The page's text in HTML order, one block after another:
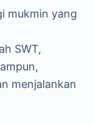
mukmin yang
SWT,
menjalankan